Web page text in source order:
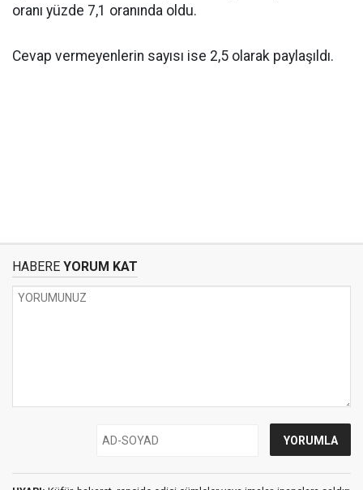
oranı yüzde 7,1 oranında oldu.
Cevap vermeyenlerin sayısı ise 2,5 olarak paylaşıldı.
HABERE YORUM KAT